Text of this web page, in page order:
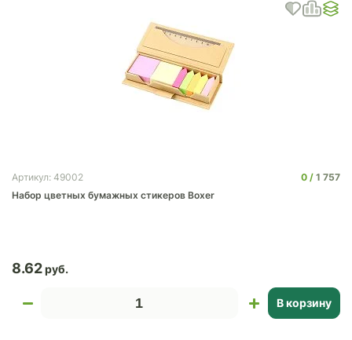
Артикул: 49002 0
1 757
Набор цветных бумажных стикеров Boxer
8.62
В корзину